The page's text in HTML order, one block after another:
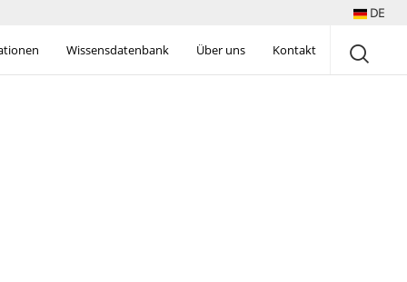
DE
Wissensdatenbank Über uns Kontakt